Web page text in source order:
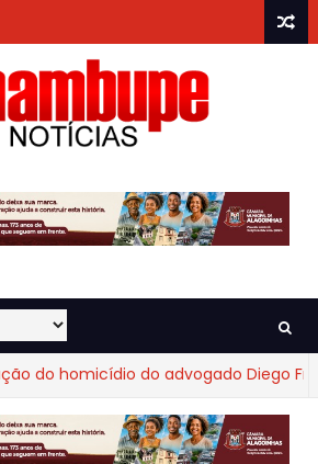
homicídio do advogado Diego Fraga